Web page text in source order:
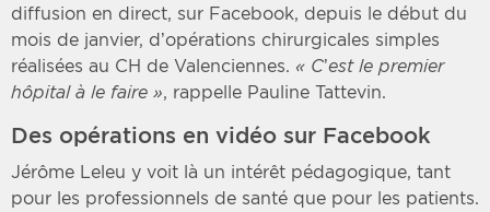
diffusion en direct, sur Facebook, depuis le début du
mois de janvier, d’opérations chirurgicales simples
réalisées au CH de Valenciennes. « C’est le premier
hôpital à le faire », rappelle Pauline Tattevin.
Des opérations en vidéo sur Facebook
Jérôme Leleu y voit là un intérêt pédagogique, tant
pour les professionnels de santé que pour les patients.